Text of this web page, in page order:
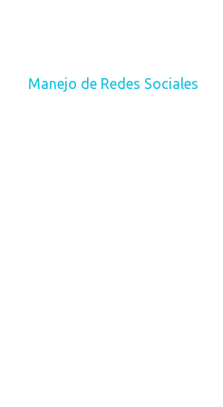
Manejo de Redes Sociales